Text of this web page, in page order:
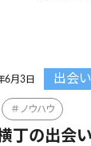
6月3日 出会い
ノウハウ
丁の出会